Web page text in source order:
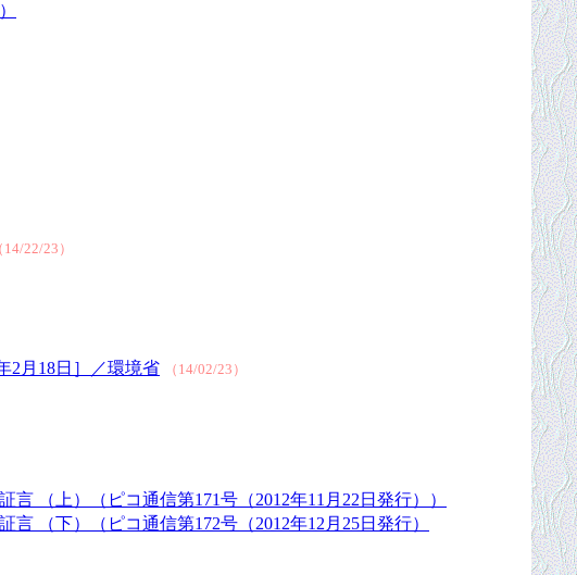
14/22/23）
2月18日］／環境省 （14/02/23）
（上）（ピコ通信第171号（2012年11月22日発行））
（下）（ピコ通信第172号（2012年12月25日発行）